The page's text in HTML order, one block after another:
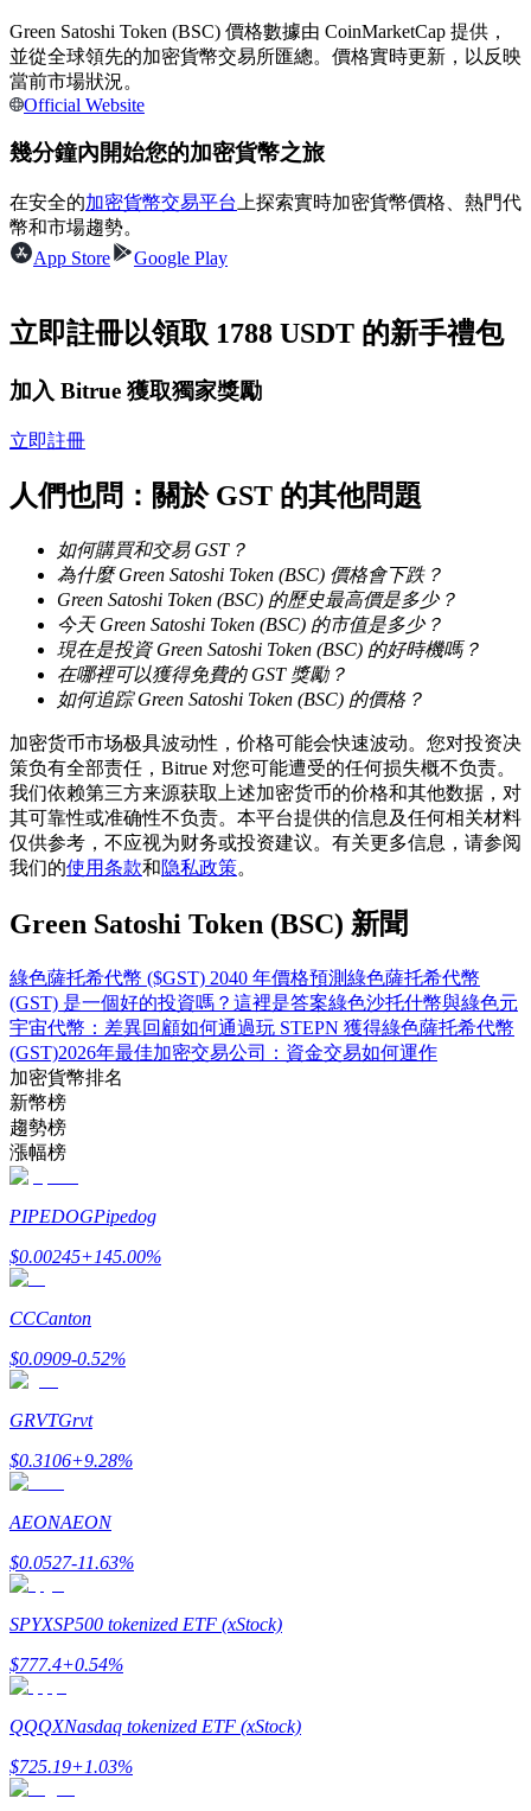
與頂尖交易專家同行
坐享盈利分成和跟單分傭
合約資訊
包含交易情況等的大數據分析
合約指南
合約功能使用指南
交易策略
增值寶
使您的資產穩定增值
Green Satoshi Token (BSC) 價格數據由 CoinMarketCap 提供，
並從全球領先的加密貨幣交易所匯總。價格實時更新，以反映
當前市場狀況。
Official Website
幾分鐘內開始您的加密貨幣之旅
在安全的加密貨幣交易平台 上探索實時加密貨幣價格、熱門代
幣和市場趨勢。
App Store
Google Play
立即註冊以領取 1788 USDT 的新手禮包
加入 Bitrue 獲取獨家獎勵
立即註冊
人們也問：關於 GST 的其他問題
如何購買和交易 GST？
為什麼 Green Satoshi Token (BSC) 價格會下跌？
Green Satoshi Token (BSC) 的歷史最高價是多少？
今天 Green Satoshi Token (BSC) 的市值是多少？
現在是投資 Green Satoshi Token (BSC) 的好時機嗎？
在哪裡可以獲得免費的 GST 獎勵？
如何追踪 Green Satoshi Token (BSC) 的價格？
加密货币市场极具波动性，价格可能会快速波动。您对投资决
策负有全部责任，Bitrue 对您可能遭受的任何损失概不负责。
我们依赖第三方来源获取上述加密货币的价格和其他数据，对
其可靠性或准确性不负责。本平台提供的信息及任何相关材料
仅供参考，不应视为财务或投资建议。有关更多信息，请参阅
我们的使用条款和隐私政策。
Green Satoshi Token (BSC) 新聞
綠色薩托希代幣 ($GST) 2040 年價格預測綠色薩托希代幣
(GST) 是一個好的投資嗎？這裡是答案綠色沙托什幣與綠色元
宇宙代幣：差異回顧如何通過玩 STEPN 獲得綠色薩托希代幣
(GST)2026年最佳加密交易公司：資金交易如何運作
加密貨幣排名
新幣榜
趨勢榜
漲幅榜
PIPEDOGPipedog
$0.00245+145.00%
CCCanton
$0.0909-0.52%
GRVTGrvt
$0.3106+9.28%
AEONAEON
$0.0527-11.63%
SPYXSP500 tokenized ETF (xStock)
$777.4+0.54%
QQQXNasdaq tokenized ETF (xStock)
$725.19+1.03%